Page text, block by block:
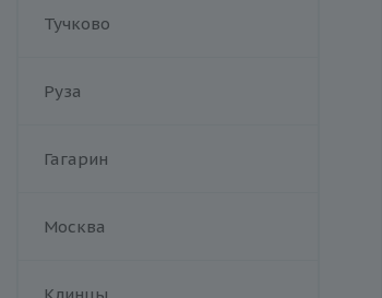
Тучково
Руза
Гагарин
Москва